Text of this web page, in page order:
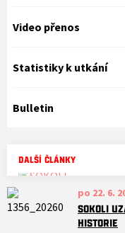
Video přenos
Statistiky k utkání
Bulletin
DALŠÍ ČLÁNKY
po 22. 6.
SOKOLI
historie